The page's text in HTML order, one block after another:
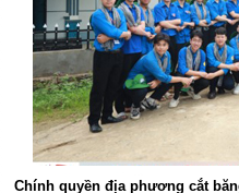
Chính quyền địa phương cắt